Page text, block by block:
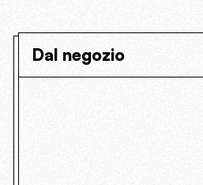
Dal negozio